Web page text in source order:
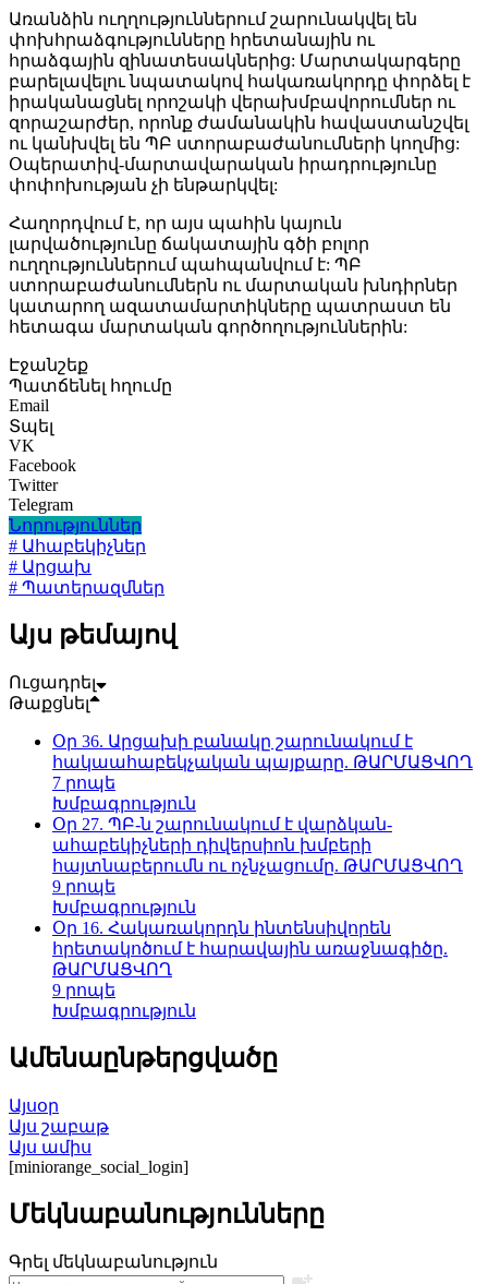
Առանձին ուղղություններում շարունակվել են
փոխհրաձգությունները հրետանային ու
հրաձգային զինատեսակներից: Մարտակարգերը
բարելավելու նպատակով հակառակորդը փորձել է
իրականացնել որոշակի վերախմբավորումներ ու
զորաշարժեր, որոնք ժամանակին հավաստանշվել
ու կանխվել են ՊԲ ստորաբաժանումների կողմից:
Օպերատիվ-մարտավարական իրադրությունը
փոփոխության չի ենթարկվել:
Հաղորդվում է, որ այս պահին կայուն
լարվածությունը ճակատային գծի բոլոր
ուղղություններում պահպանվում է: ՊԲ
ստորաբաժանումներն ու մարտական խնդիրներ
կատարող ազատամարտիկները պատրաստ են
հետագա մարտական գործողություններին:
Էջանշեք
Պատճենել հղումը
Email
Տպել
VK
Facebook
Twitter
Telegram
Նորություններ
# Ահաբեկիչներ
# Արցախ
# Պատերազմներ
Այս թեմայով
Ուցադրել
Թաքցնել
Օր 36. Արցախի բանակը շարունակում է
հակաահաբեկչական պայքարը. ԹԱՐՄԱՑՎՈՂ
7 րոպե
Խմբագրություն
Օր 27. ՊԲ-ն շարունակում է վարձկան-
ահաբեկիչների դիվերսիոն խմբերի
հայտնաբերումն ու ոչնչացումը. ԹԱՐՄԱՑՎՈՂ
9 րոպե
Խմբագրություն
Օր 16. Հակառակորդն ինտենսիվորեն
հրետակոծում է հարավային առաջնագիծը.
ԹԱՐՄԱՑՎՈՂ
9 րոպե
Խմբագրություն
Ամենաընթերցվածը
Այսօր
Այս շաբաթ
Այս ամիս
[miniorange_social_login]
Մեկնաբանությունները
Գրել մեկնաբանություն